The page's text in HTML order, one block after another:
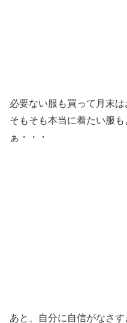
必要ない服も買って月末は
そもそも本当に着たい服
ぁ・・・
あと、自分に自信がなさ